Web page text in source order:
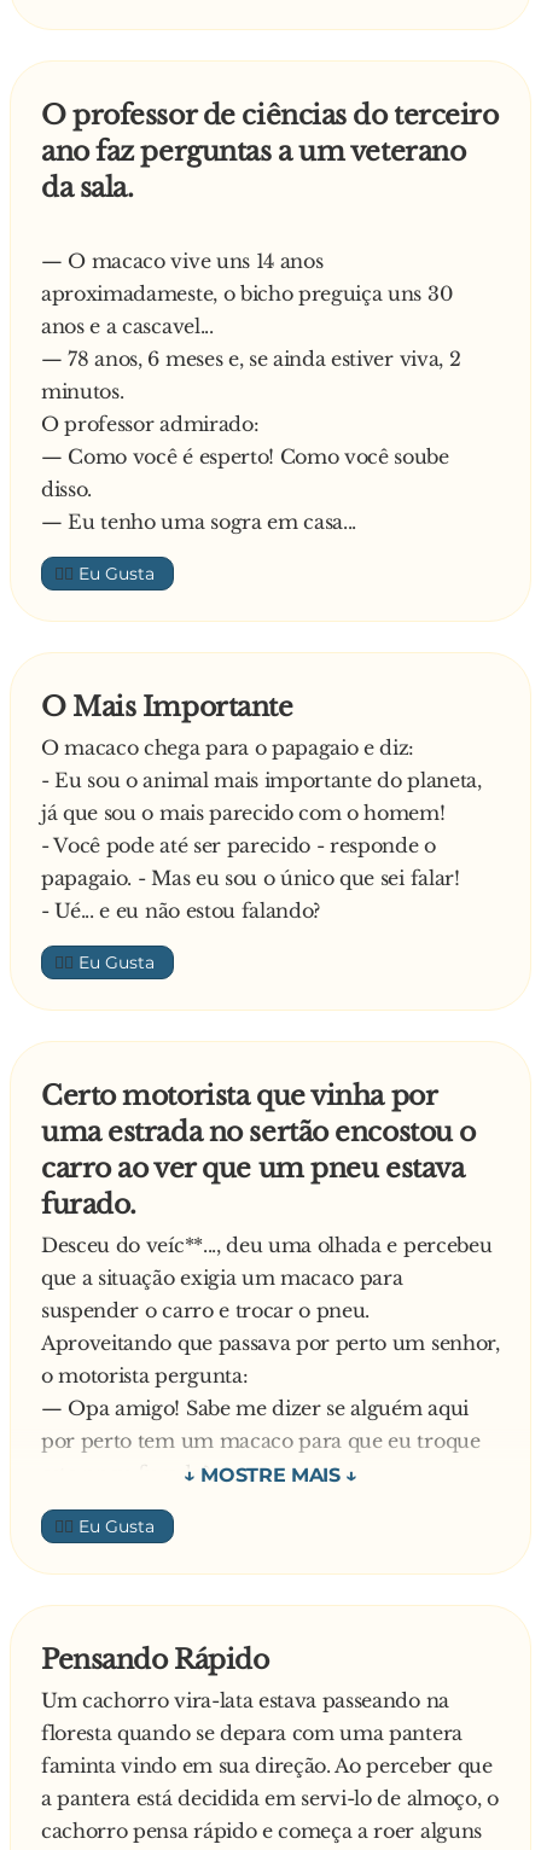
O professor de ciências do terceiro
ano faz perguntas a um veterano
da sala.
— O macaco vive uns 14 anos
aproximadameste, o bicho preguiça uns 30
anos e a cascavel...
— 78 anos, 6 meses e, se ainda estiver viva, 2
minutos.
O professor admirado:
— Como você é esperto! Como você soube
disso.
— Eu tenho uma sogra em casa...
👍🏼
O Mais Importante
O macaco chega para o papagaio e diz:
- Eu sou o animal mais importante do planeta,
já que sou o mais parecido com o homem!
- Você pode até ser parecido - responde o
papagaio. - Mas eu sou o único que sei falar!
- Ué... e eu não estou falando?
👍🏼
Certo motorista que vinha por
uma estrada no sertão encostou o
carro ao ver que um pneu estava
furado.
Desceu do veíc**..., deu uma olhada e percebeu
que a situação exigia um macaco para
suspender o carro e trocar o pneu.
Aproveitando que passava por perto um senhor,
o motorista pergunta:
— Opa amigo! Sabe me dizer se alguém aqui
por perto tem um macaco para que eu troque
este pneu furado?
— Olha, se o senhor quiser pode tentar pedir ao
dono daquela casa - dizia apontando - mas vou
logo te avisando que ele não empresta, pois é
muito egoísta.
Então foi até lá e bateu na porta de maneira
meio bruta. Tão logo a porta abriu, o motorista
disse logo ao homem que surgiu:
— Olhe, pois o senhor pode enfiar seu macaco
na bunda, seu f**...!
👍🏼
Pensando Rápido
Um cachorro vira-lata estava passeando na
floresta quando se depara com uma pantera
faminta vindo em sua direção. Ao perceber que
a pantera está decidida em servi-lo de almoço, o
cachorro pensa rápido e começa a roer alguns